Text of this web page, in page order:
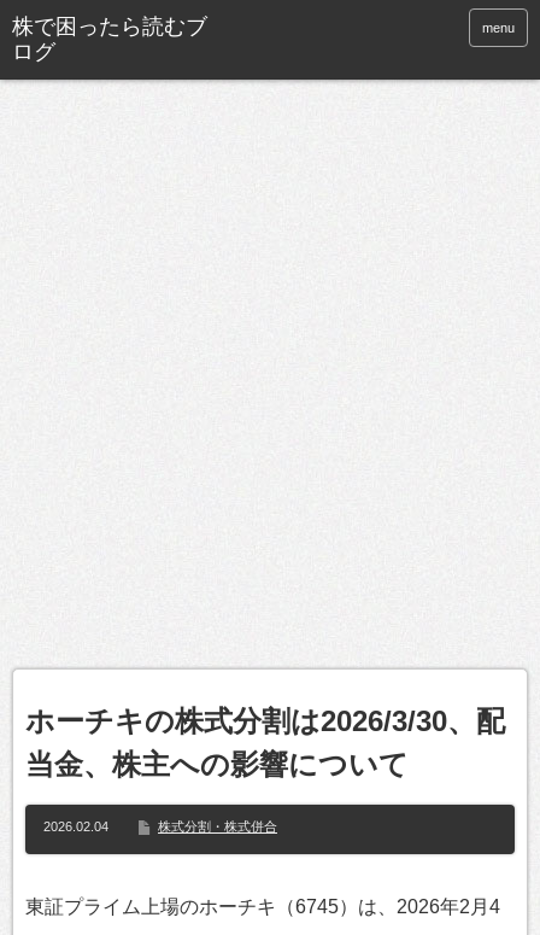
株で困ったら読むブ
ログ
menu
ホーチキの株式分割は2026/3/30、配
当金、株主への影響について
2026.02.04 株式分割・株式併合
東証プライム上場のホーチキ（6745）は、2026年2月4